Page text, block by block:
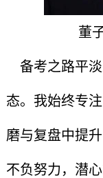
董
备考之路平淡
态。我始终专
磨与复盘中提
不负努力，潜